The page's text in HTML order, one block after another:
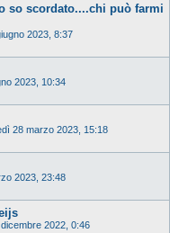
so scordato....chi può farmi
2023, 8:37
2023, 10:34
28 marzo 2023, 15:18
2023, 23:48
2022, 0:46